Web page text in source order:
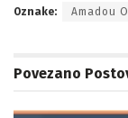
Oznake: Amadou
Povezano